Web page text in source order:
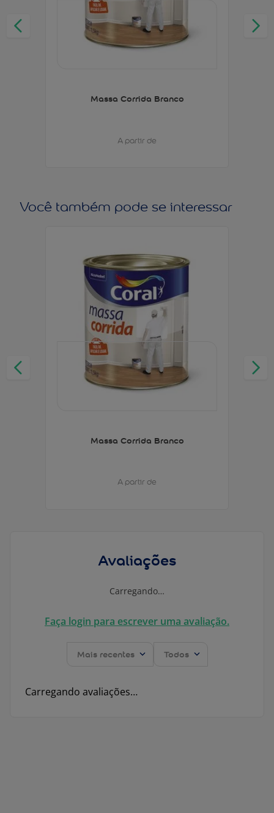
Massa Corrida Branco
A partir de
Você também pode se interessar
Massa Corrida Branco
A partir de
Avaliações
Carregando…
Faça login para escrever uma avaliação.
Mais recentes Todos
Carregando avaliações…